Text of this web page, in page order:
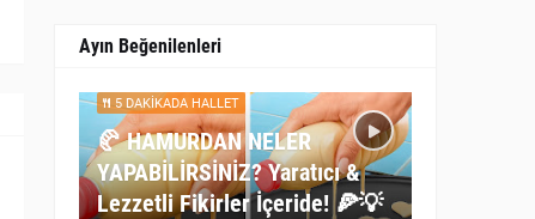
Ayın Beğenilenleri
5 DAKİKADA HALLET
🥐 HAMURDAN NELER
YAPABİLİRSİNİZ? Yaratıcı &
Lezzetli Fikirler İçeride! 🍕💡